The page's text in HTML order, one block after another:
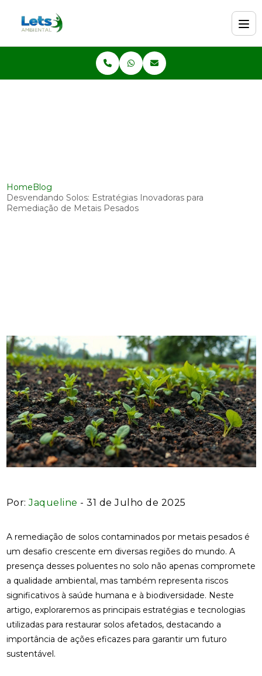
HomeBlog
Desvendando Solos: Estratégias Inovadoras para
Remediação de Metais Pesados
Por:Jaqueline - 31 de Julho de 2025
A remediação de solos contaminados por metais pesados é
um desafio crescente em diversas regiões do mundo. A
presença desses poluentes no solo não apenas compromete
a qualidade ambiental, mas também representa riscos
significativos à saúde humana e à biodiversidade. Neste
artigo, exploraremos as principais estratégias e tecnologias
utilizadas para restaurar solos afetados, destacando a
importância de ações eficazes para garantir um futuro
sustentável.